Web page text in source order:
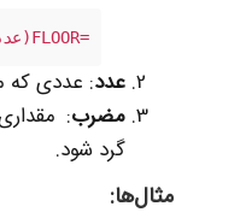
=FLOOR(عدد, مضرب)
عدد: عددی که
مضرب:
گرد شود.
مثال‌ها: